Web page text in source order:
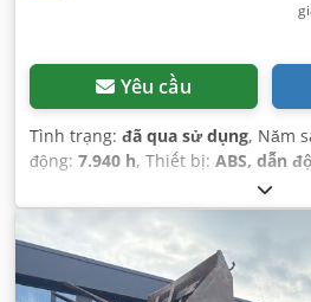
Yêu cầu
Tình trạng: đã qua sử dụng, Năm
động: 7.940 h, Thiết bị: ABS, dẫn